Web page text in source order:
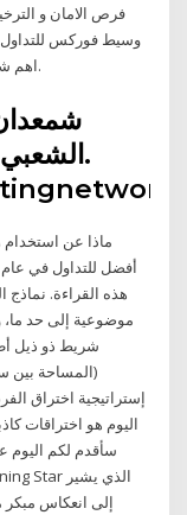
فرص الامان و
وسيط فوركس للتداول
اهم شئ يجب ان تهتم به قبل فتح حساب تداول فوركس.
هذه القراءة.
موضوعية إلى حد ما،
شريط ذو ذيل
(المساحة بين
إستراتيجية اختراق
اليوم هو اختراقات
إلى انعكاس